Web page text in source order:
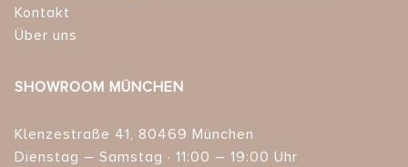
Kontakt
Über uns
SHOWROOM MÜNCHEN
Klenzestraße 41, 80469 München
Dienstag – Samstag · 11:00 – 19:00 Uhr